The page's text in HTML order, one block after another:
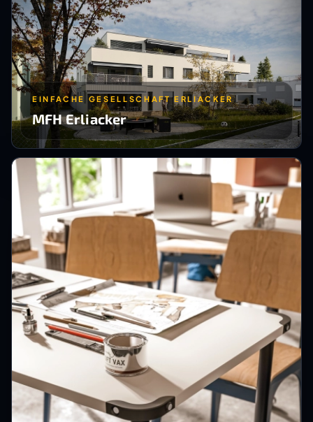
EINFACHE GESELLSCHAFT ERLIACKER
MFH Erliacker